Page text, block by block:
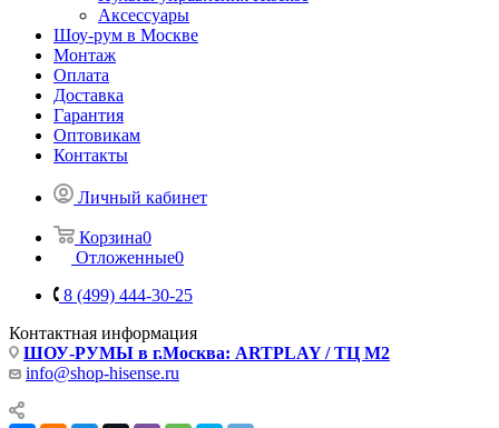
Аксессуары
Шоу-рум в Москве
Монтаж
Оплата
Доставка
Гарантия
Оптовикам
Контакты
Личный кабинет
Корзина0
Отложенные0
8 (499) 444-30-25
Контактная информация
ШОУ-РУМЫ в г.Москва: ARTPLAY / ТЦ М2
info@shop-hisense.ru